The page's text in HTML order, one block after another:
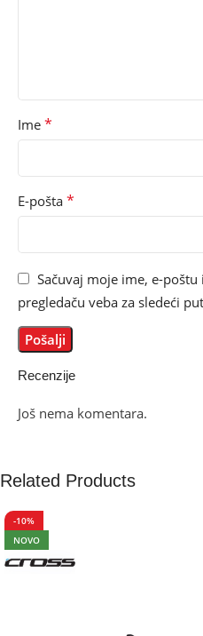
Recenzije
Još nema komentara.
Ime *
E-pošta *
Sačuvaj moje ime, e-
pregledaču veba za sledeći
Related Products
-10%
NOVO